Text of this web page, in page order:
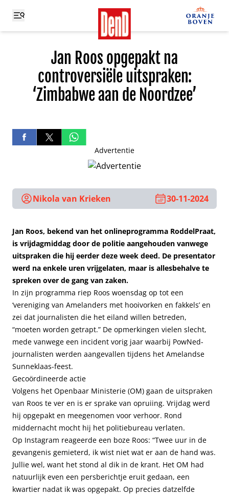
Jan Roos opgepakt na
controversiële uitspraken:
‘Zimbabwe aan de Noordzee’
Advertentie
Nikola van Krieken 30-11-2024
Jan Roos, bekend van het onlineprogramma RoddelPraat,
is vrijdagmiddag door de politie aangehouden vanwege
uitspraken die hij eerder deze week deed. De presentator
werd na enkele uren vrijgelaten, maar is allesbehalve te
spreken over de gang van zaken.
In zijn programma riep Roos woensdag op tot een
‘vereniging van Amelanders met hooivorken en fakkels’ en
zei dat journalisten die het eiland willen betreden,
“moeten worden getrapt.” De opmerkingen vielen slecht,
mede vanwege een incident vorig jaar waarbij PowNed-
journalisten werden aangevallen tijdens het Amelandse
Sunneklaas-feest.
Gecoördineerde actie
Volgens het Openbaar Ministerie (OM) gaan de uitspraken
van Roos te ver en is er sprake van opruiing. Vrijdag werd
hij opgepakt en meegenomen voor verhoor. Rond
middernacht mocht hij het politiebureau verlaten.
Op Instagram reageerde een boze Roos: “Twee uur in de
gevangenis gemieterd, ik wist niet wat er aan de hand was.
Jullie wel, want het stond al dik in de krant. Het OM had
natuurlijk even een persberichtje eruit gedaan, een
kwartier nadat ik was opgepakt. Op precies datzelfde